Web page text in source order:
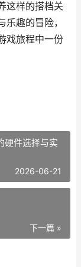
这样的搭档关
趣的冒险，
戏旅程中一份
硬件选择与实
2026-06-21
下一篇 »